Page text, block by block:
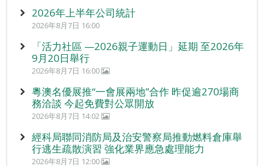
2026年上半年公司統計
2026年8月7日 16:00
「活力社區 —2026親子運動日」延期 至2026年
9月20日舉行
2026年8月7日 16:00
粵澳名優展推“一會展兩地”合作 昨促逾270場商
務洽談 今起免費對公眾開放
2026年8月7日 14:02
經科局聯同消防局及治安警察局推動燃料倉庫舉
行逃生疏散演習 強化業界應急處理能力
2026年8月7日 12:00